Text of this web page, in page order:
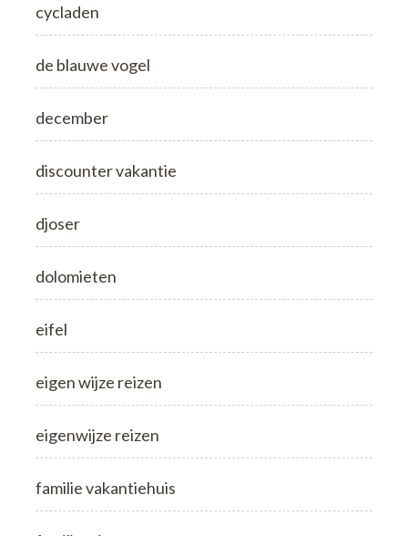
cycladen
de blauwe vogel
december
discounter vakantie
djoser
dolomieten
eifel
eigen wijze reizen
eigenwijze reizen
familie vakantiehuis